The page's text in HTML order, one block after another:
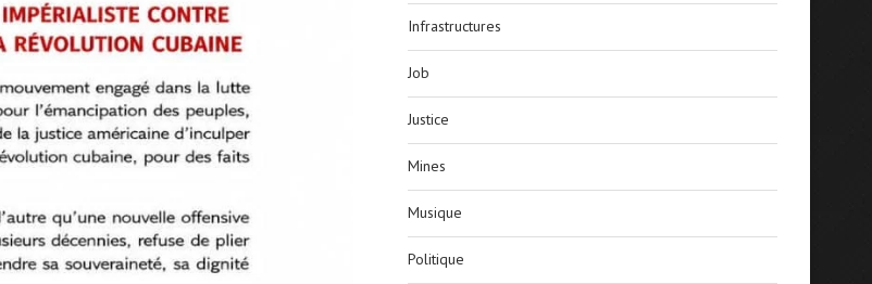
Infrastructures
Job
Justice
Mines
Musique
Politique